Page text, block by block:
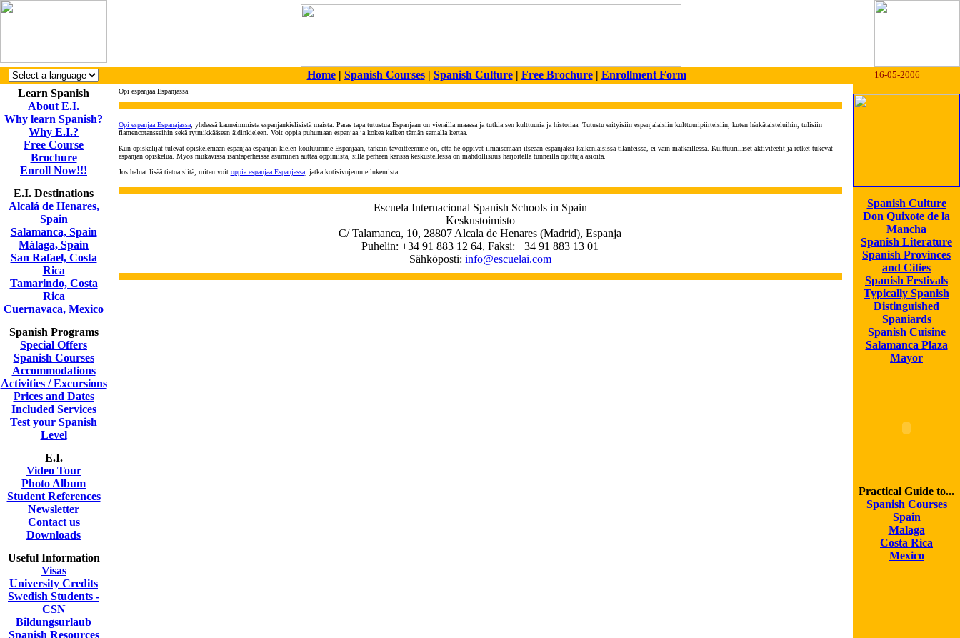
Home| Spanish Courses| Spanish Culture| Free Brochure| Enrollment Form 16-05-2006
Learn Spanish
About E.I.
Why learn Spanish?
Why E.I.?
Free Course
Brochure
Enroll Now!!!
E.I. Destinations
Alcalá de Henares,
Spain
Salamanca, Spain
Málaga, Spain
San Rafael, Costa
Rica
Tamarindo, Costa
Rica
Cuernavaca, Mexico
Spanish Programs
Special Offers
Spanish Courses
Accommodations
Activities / Excursions
Prices and Dates
Included Services
Test your Spanish
Level
E.I.
Video Tour
Photo Album
Student References
Newsletter
Contact us
Downloads
Useful Information
Visas
University Credits
Swedish Students -
CSN
Bildungsurlaub
Spanish Resources
Opi espanjaa Espanjassa
Opi espanjaa Espanajassa, yhdessä kauneimmista espanjankielisistä maista. Paras tapa tutustua Espanjaan on vierailla maassa ja tutkia sen kulttuuria ja historiaa. Tutustu erityisiin espanjalaisiin kulttuuripiirteisiin, kuten härkätaisteluihin, tulisiin
flamencotansseihin sekä rytmikkääseen äidinkieleen. Voit oppia puhumaan espanjaa ja kokea kaiken tämän samalla kertaa.
Kun opiskelijat tulevat opiskelemaan espanjaa espanjan kielen kouluumme Espanjaan, tärkein tavoitteemme on, että he oppivat ilmaisemaan itseään espanjaksi kaikenlaisissa tilanteissa, ei vain matkaillessa. Kulttuurilliset aktiviteetit ja retket tukevat
espanjan opiskelua. Myös mukavissa isäntäperheissä asuminen auttaa oppimista, sillä perheen kanssa keskustellessa on mahdollisuus harjoitella tunneilla opittuja asioita.
Jos haluat lisää tietoa siitä, miten voit oppia espanjaa Espanjassa, jatka kotisivujemme lukemista.
Escuela Internacional Spanish Schools in Spain
Keskustoimisto
C/ Talamanca, 10, 28807 Alcala de Henares (Madrid), Espanja
Puhelin: +34 91 883 12 64, Faksi: +34 91 883 13 01
Sähköposti: info@escuelai.com
Spanish Culture
Don Quixote de la
Mancha
Spanish Literature
Spanish Provinces
and Cities
Spanish Festivals
Typically Spanish
Distinguished
Spaniards
Spanish Cuisine
Salamanca Plaza
Mayor
Practical Guide to...
Spanish Courses
Spain
Malaga
Costa Rica
Mexico